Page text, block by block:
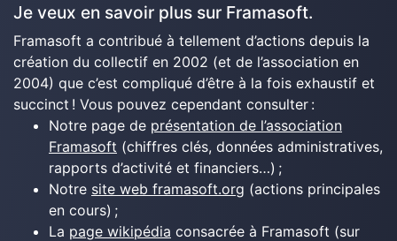
Je veux en savoir plus sur Framasoft.
Framasoft a contribué à tellement d’actions depuis la
création du collectif en 2002 (et de l’association en
2004) que c’est compliqué d’être à la fois exhaustif et
succinct ! Vous pouvez cependant consulter :
Notre page de présentation de l’association
Framasoft (chiffres clés, données administratives,
rapports d’activité et financiers…) ;
Notre site web framasoft.org (actions principales
en cours) ;
La page wikipédia consacrée à Framasoft (sur